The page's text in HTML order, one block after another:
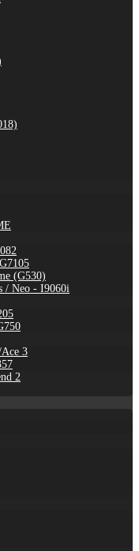
(G530)
/ Neo - I9060i
3
2